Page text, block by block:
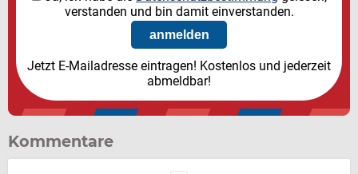
verstanden und bin damit einverstanden.
Jetzt E-Mailadresse eintragen! Kostenlos und jederzeit
abmeldbar!
Kommentare